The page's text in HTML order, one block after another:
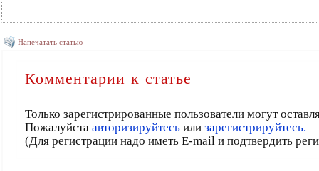
Напечатать статью
Комментарии к статье
Только зарегистрированные пользователи могут
Пожалуйста авторизируйтесьили зарегистрируйтесь.
(Для регистрации надо иметь E-mail и подтвердить